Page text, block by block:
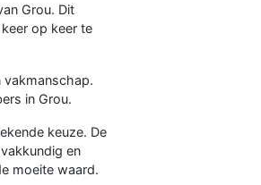
Grou. Dit
op keer te
vakmanschap.
in Grou.
keuze. De
en
moeite waard.